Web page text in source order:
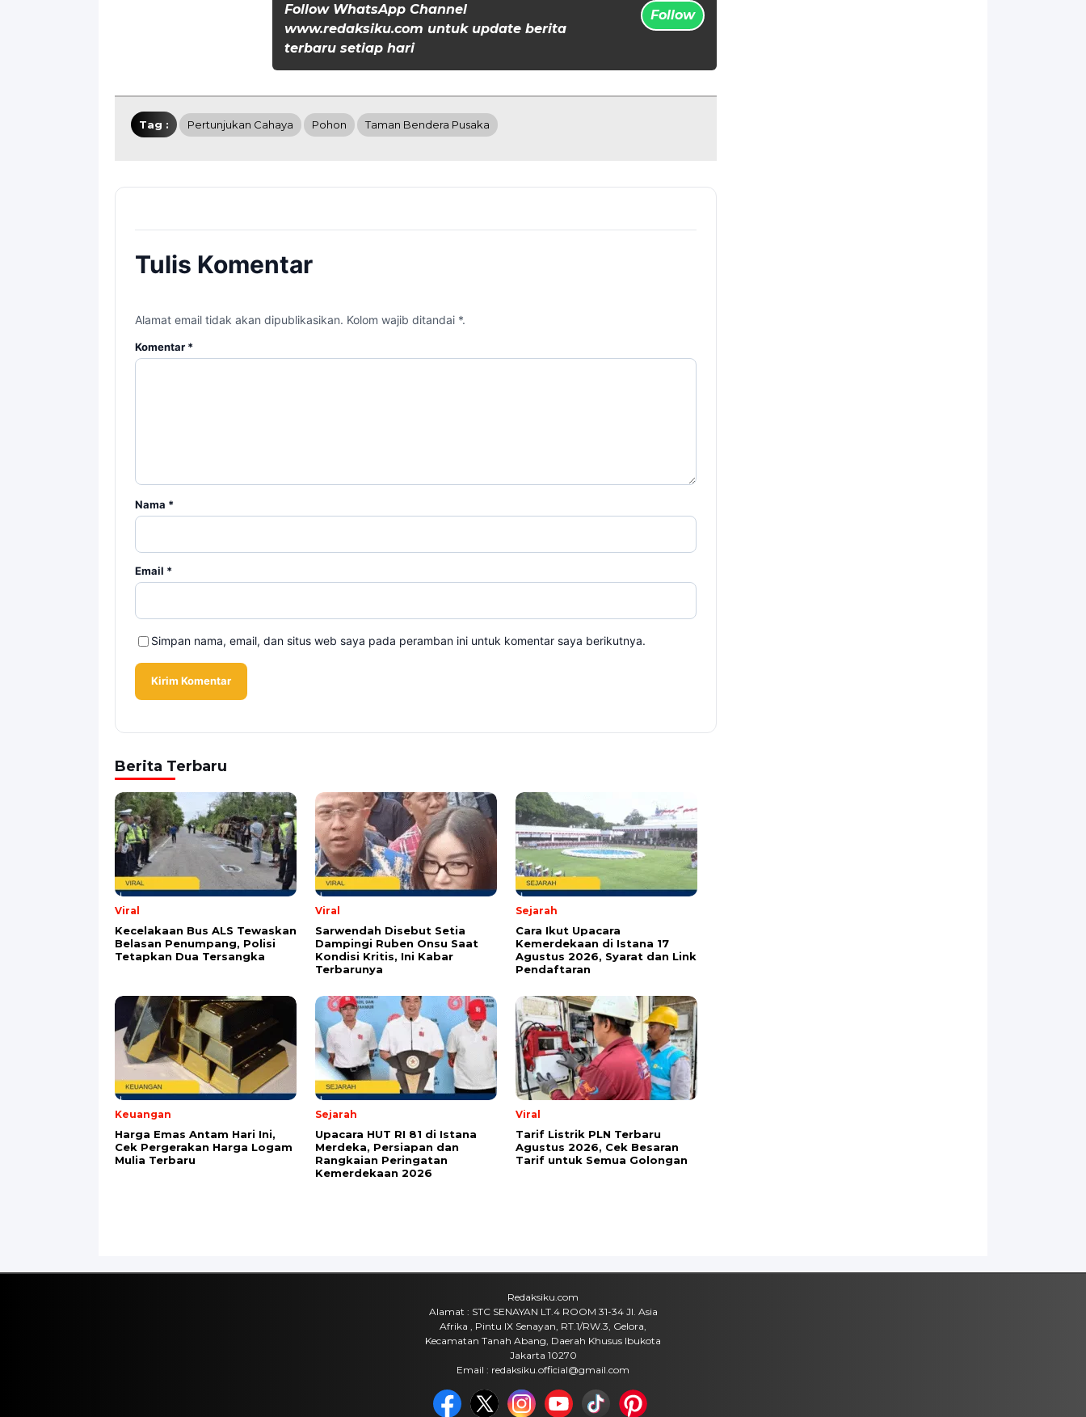
Follow WhatsApp Channel
www.redaksiku.com untuk update berita
terbaru setiap hari
Follow
Tag : Pertunjukan Cahaya Pohon Taman Bendera Pusaka
Tulis Komentar
Alamat email tidak akan dipublikasikan. Kolom wajib ditandai *.
Komentar*
Nama*
Email*